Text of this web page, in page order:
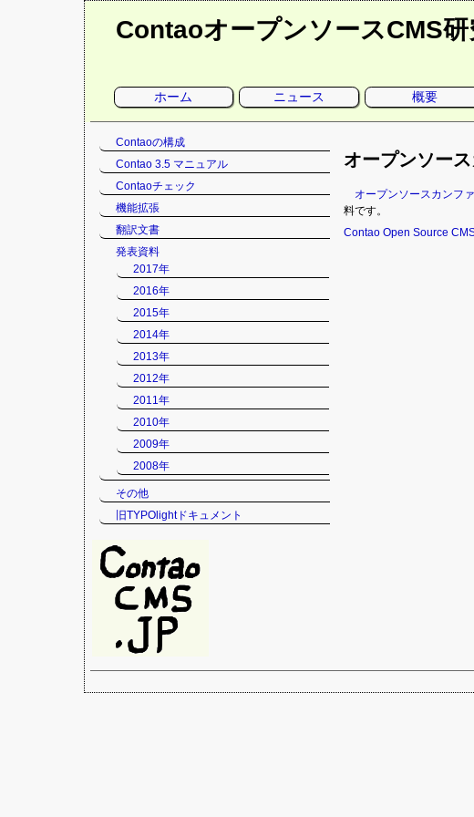
ContaoオープンソースCMS研
ー
ホーム ニュース 概要
オープンソー
オープンソースカンフ
料です。
Contao Open Source
ゲ
ー
ン
Contaoの構成
Contao 3.5 マニュアル
Contaoチェック
機能拡張
翻訳文書
発表資料
2017年
2016年
2015年
2014年
2013年
2012年
2011年
2010年
2009年
2008年
その他
旧TYPOlightドキュメント